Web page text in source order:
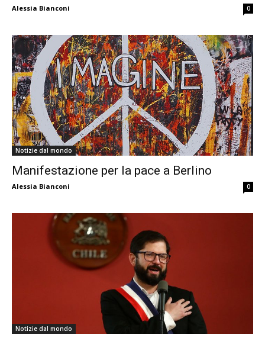
Alessia Bianconi 0
Notizie dal mondo
Manifestazione per la pace a Berlino
Alessia Bianconi 0
Notizie dal mondo